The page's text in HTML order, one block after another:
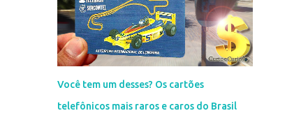
Você tem um desses? Os cartões
telefônicos mais raros e caros do Brasil